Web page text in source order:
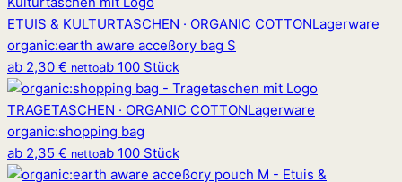
ETUIS & KULTURTASCHEN · ORGANIC COTTONLagerware
organic:earth aware acceßory bag S
ab 2,30 € nettoab 100 Stück
TRAGETASCHEN · ORGANIC COTTONLagerware
organic:shopping bag
ab 2,35 € nettoab 100 Stück